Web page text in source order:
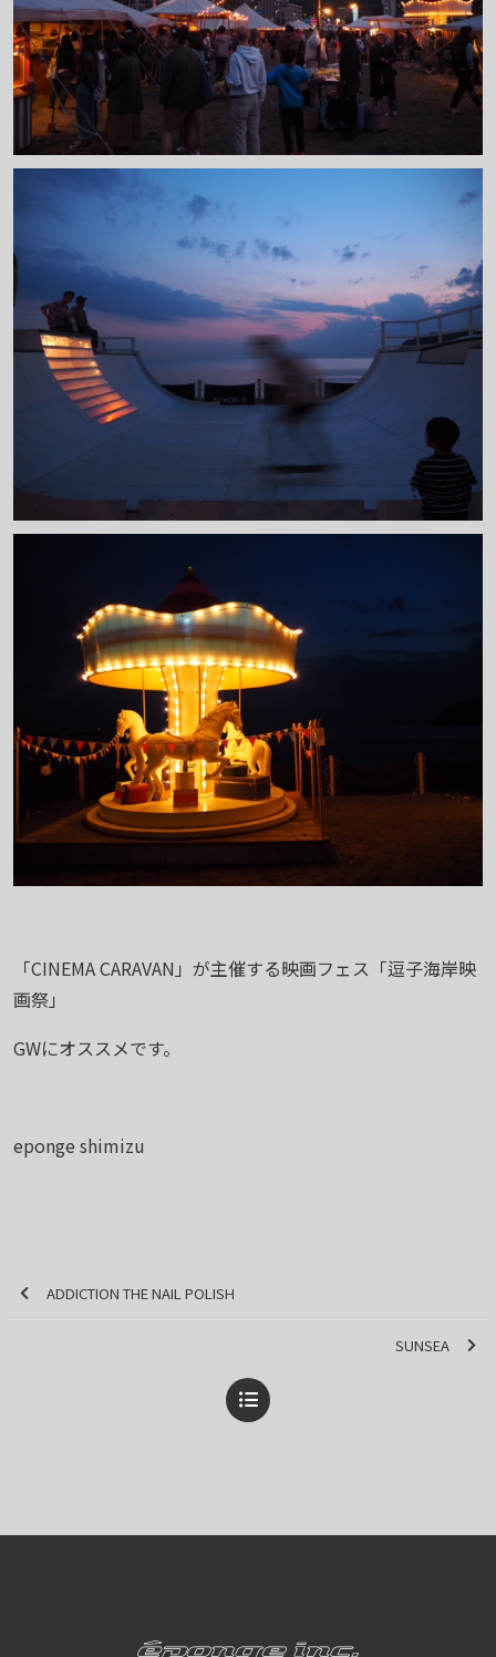
「CINEMA CARAVAN」が主催する映画フェス「逗子海岸映
画祭」
GWにオススメです。
eponge shimizu
ADDICTION THE NAIL POLISH
SUNSEA